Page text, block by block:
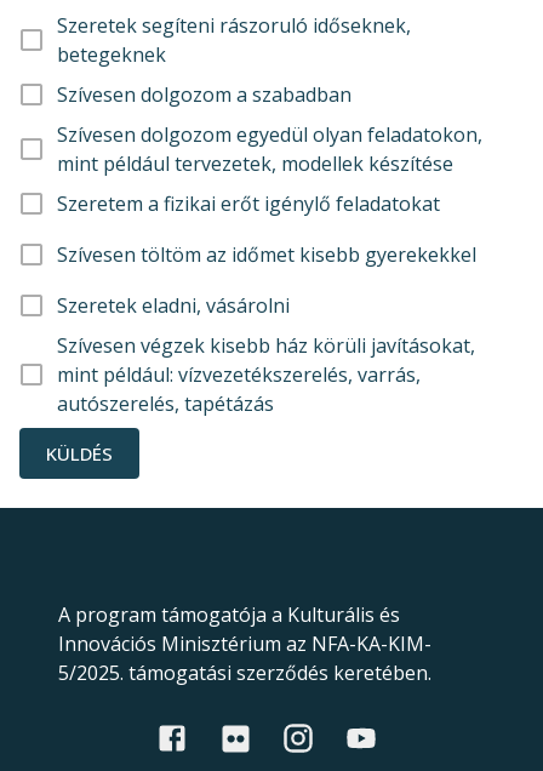
Szeretek segíteni rászoruló időseknek,
betegeknek
Szívesen dolgozom a szabadban
Szívesen dolgozom egyedül olyan feladatokon,
mint például tervezetek, modellek készítése
Szeretem a fizikai erőt igénylő feladatokat
Szívesen töltöm az időmet kisebb gyerekekkel
Szeretek eladni, vásárolni
Szívesen végzek kisebb ház körüli javításokat,
mint például: vízvezetékszerelés, varrás,
autószerelés, tapétázás
KÜLDÉS
A program támogatója a Kulturális és
Innovációs Minisztérium az NFA-KA-KIM-
5/2025. támogatási szerződés keretében.